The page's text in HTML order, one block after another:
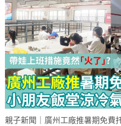
親子新聞｜廣州工廠推暑期免